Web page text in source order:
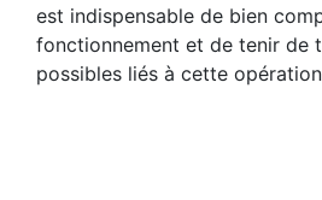
est indispensable de bien
fonctionnement et de tenir de
possibles liés à cette